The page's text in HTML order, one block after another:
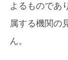
よるものであ
属する機関の
ん。